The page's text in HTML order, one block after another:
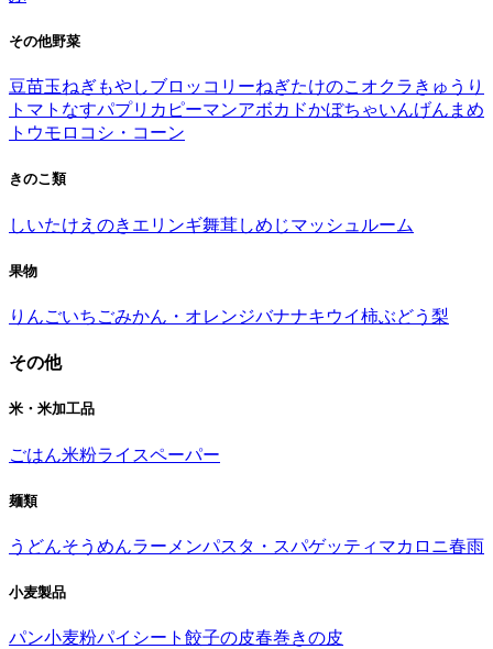
その他野菜
豆苗玉ねぎもやしブロッコリーねぎたけのこ オクラ きゅうり
トマト なすパプリカ ピーマンアボカドかぼちゃいんげんまめ
トウモロコシ・コーン
きのこ類
しいたけ えのき エリンギ舞茸しめじマッシュルーム
果物
りんごいちごみかん・オレンジバナナキウイ柿ぶどう 梨
その他
米・米加工品
ごはん米粉ライスペーパー
麺類
うどんそうめんラーメンパスタ・スパゲッティ マカロニ春雨
小麦製品
パン小麦粉パイシート 餃子の皮春巻きの皮